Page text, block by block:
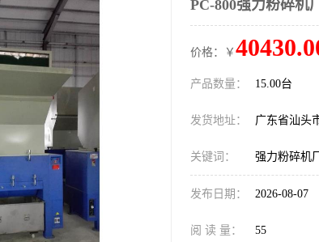
PC-800强力粉碎机
价格：￥
产品数量： 15.00台
发货地址： 广东省汕头
关键词： 强力粉碎机厂
发布日期： 2026-08-07
阅 读 量： 55